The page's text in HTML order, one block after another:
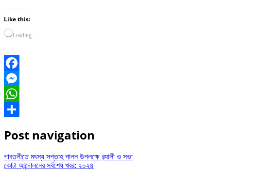
Like this:
Loading…
Facebook
Messenger
WhatsApp
Post navigation
গাবতলীতে মৎস্য সপ্তাহ পালন উপলক্ষে র‌্যালী ও সভা
কোটা আন্দোলনের সর্বশেষ খবর: ২০২৪